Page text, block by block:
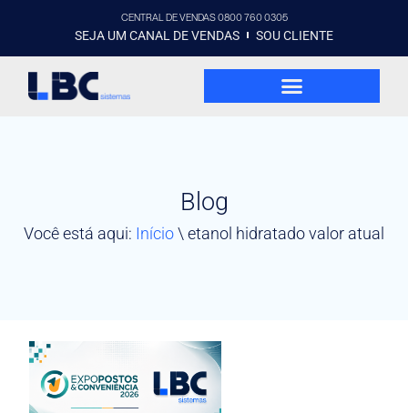
CENTRAL DE VENDAS 0800 760 0305
SEJA UM CANAL DE VENDAS SOU CLIENTE
Blog
Você está aqui: Início\ etanol hidratado valor atual